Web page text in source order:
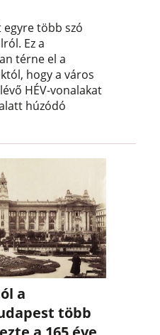
több szó
Ez a
térne el a
hogy a város
HÉV-vonalakat
húzódó
a
több